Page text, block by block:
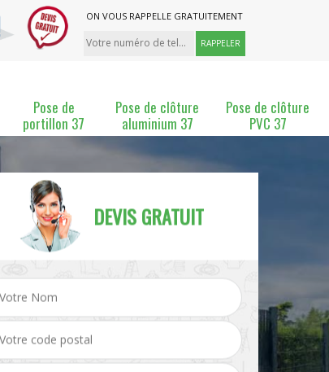
ON VOUS RAPPELLE GRATUITEMENT
Pose de
portillon 37
Pose de clôture
aluminium 37
Pose de clôture
PVC 37
Pose et changement de Pose de grillage 37
DEVIS GRATUIT